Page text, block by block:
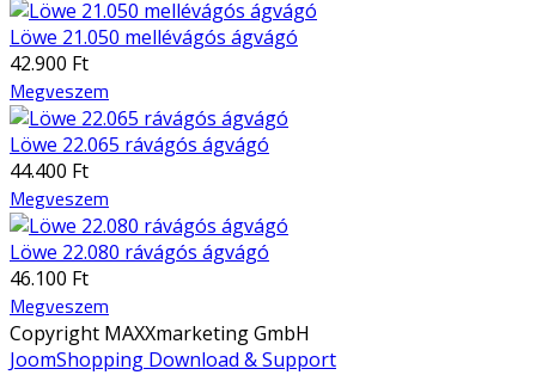
Löwe 21.050 mellévágós ágvágó
42.900 Ft
Megveszem
Löwe 22.065 rávágós ágvágó
44.400 Ft
Megveszem
Löwe 22.080 rávágós ágvágó
46.100 Ft
Megveszem
Copyright MAXXmarketing GmbH
JoomShopping Download & Support